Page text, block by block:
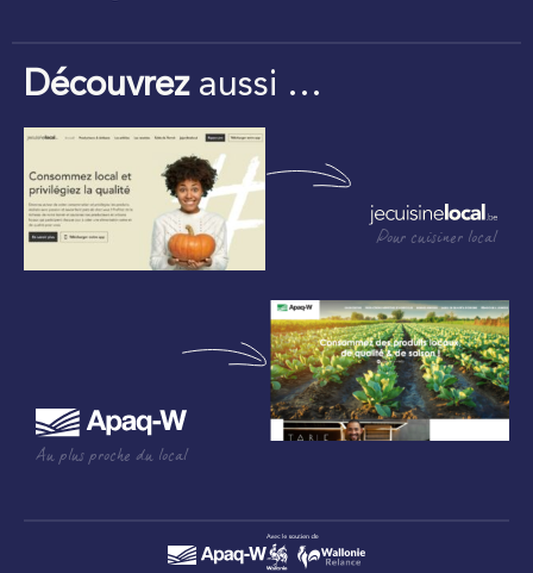
Découvrezaussi …
Pour cuisiner local
Au plus proche du local